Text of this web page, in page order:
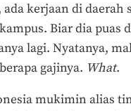
ada kerjaan di daerah
Biar dia puas
lagi. Nyatanya,
gajinya. What.
mukimin alias